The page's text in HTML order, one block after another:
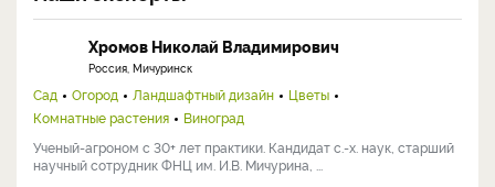
Хромов Николай Владимирович
Россия, Мичуринск
Сад Огород Ландшафтный дизайн
Цветы
Комнатные растения
Виноград
Ученый-агроном с 30+ лет практики. Кандидат с.-х. наук, старший
научный сотрудник ФНЦ им. И.В. Мичурина, ...